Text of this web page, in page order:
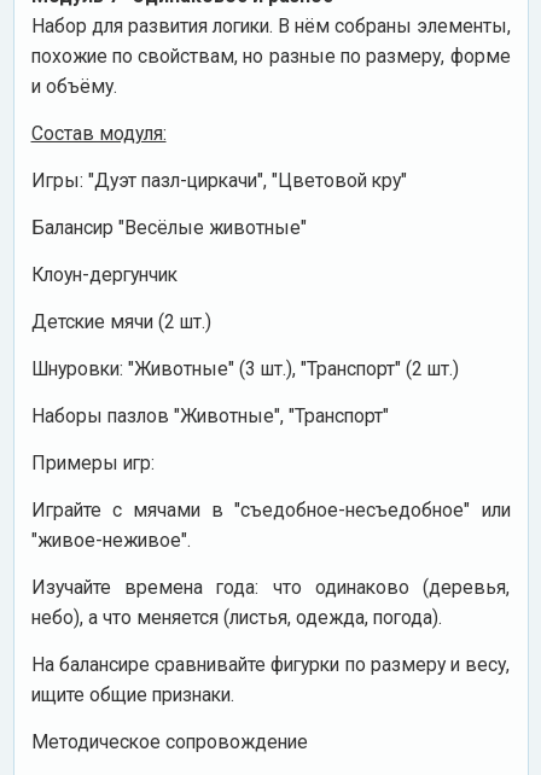
Набор для развития логики. В нём собраны элементы,
похожие по свойствам, но разные по размеру, форме
и объёму.
Состав модуля:
Игры: "Дуэт пазл-циркачи", "Цветовой кру"
Балансир "Весёлые животные"
Клоун-дергунчик
Детские мячи (2 шт.)
Шнуровки: "Животные" (3 шт.), "Транспорт" (2 шт.)
Наборы пазлов "Животные", "Транспорт"
Примеры игр:
Играйте с мячами в "съедобное-несъедобное" или
"живое-неживое".
Изучайте времена года: что одинаково (деревья,
небо), а что меняется (листья, одежда, погода).
На балансире сравнивайте фигурки по размеру и весу,
ищите общие признаки.
Методическое сопровождение